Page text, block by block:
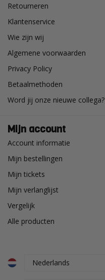
Retourneren
Klantenservice
Wie zijn wij
Algemene voorwaarden
Privacy Policy
Betaalmethoden
Word jij onze nieuwe collega?
Mijn account
Account informatie
Mijn bestellingen
Mijn tickets
Mijn verlanglijst
Vergelijk
Alle producten